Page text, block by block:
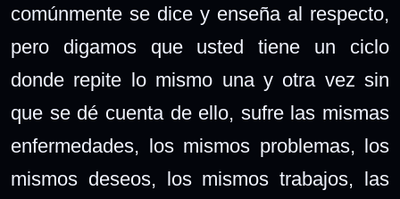
comúnmente se dice y enseña al respecto,
pero digamos que usted tiene un ciclo
donde repite lo mismo una y otra vez sin
que se dé cuenta de ello, sufre las mismas
enfermedades, los mismos problemas, los
mismos deseos, los mismos trabajos, las